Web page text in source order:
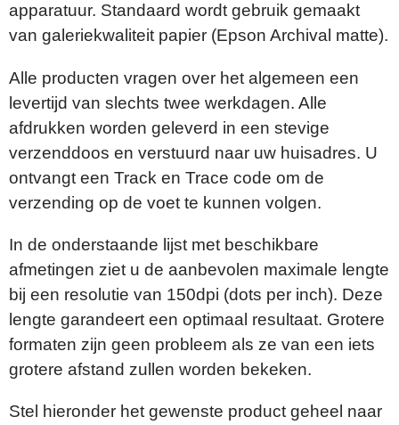
apparatuur. Standaard wordt gebruik gemaakt
van galeriekwaliteit papier (Epson Archival matte).
Alle producten vragen over het algemeen een
levertijd van slechts twee werkdagen. Alle
afdrukken worden geleverd in een stevige
verzenddoos en verstuurd naar uw huisadres. U
ontvangt een Track en Trace code om de
verzending op de voet te kunnen volgen.
In de onderstaande lijst met beschikbare
afmetingen ziet u de aanbevolen maximale lengte
bij een resolutie van 150dpi (dots per inch). Deze
lengte garandeert een optimaal resultaat. Grotere
formaten zijn geen probleem als ze van een iets
grotere afstand zullen worden bekeken.
Stel hieronder het gewenste product geheel naar